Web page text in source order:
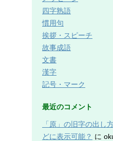
四字熟語
慣用句
挨拶・スピーチ
故事成語
文書
漢字
記号・マーク
最近のコメント
「原」の旧字の出し
どに表示可能？ に